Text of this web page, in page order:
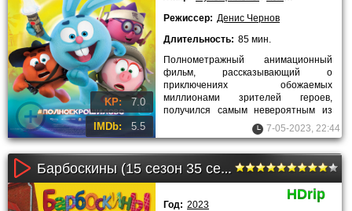
KP: 7.0
IMDb: 5.5
Режиссер: Денис Чернов
Длительность: 85 мин.
Полнометражный анимационный
фильм, рассказывающий о
приключениях обожаемых
миллионами зрителей героев,
получился самым невероятным из
всех. В сюжете речь пойдёт о
путешествиях во времени,
7-05-2023, 22:44
Барбоскины (15 сезон 35 серия)
HDrip
Год: 2023